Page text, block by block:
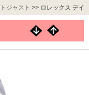
ジャスト >> ロレックス デイ